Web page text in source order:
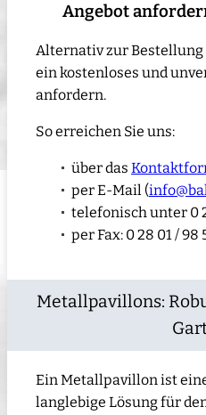
Angebot
Alternativ zur Bestellung
ein kostenloses und
anfordern.
So erreichen Sie uns:
über das
per E-Mail (
telefonisch unter 0
per Fax: 0 28 01 / 98
Metallpavillons:
Ein Metallpavillon ist
langlebige Lösung für